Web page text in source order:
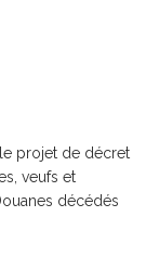
projet de décret
veufs et
décédés